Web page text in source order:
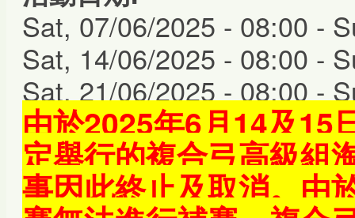
Sat, 07/06/2025 - 08:00 -
Sat, 14/06/2025 - 08:00 -
Sat, 21/06/2025 - 08:00-
由於2025年6月14及15
定舉行的複合弓高級組
事因此終止及取消。由